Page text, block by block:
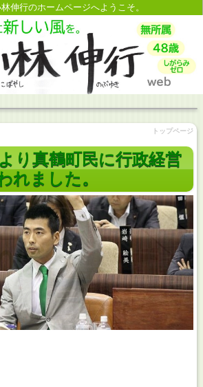
伸行のホームページへようこそ。
トップページ
り真鶴町民に行政経営
れました。